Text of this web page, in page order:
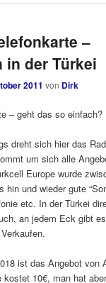
–
in der Türkei
2011 von Dirk
– geht das so einfach?
dreht sich hier das
um sich alle
Europe wurde
hin und wieder gute
etc. In der Türkei
an jedem Eck gibt
ist das Angebot von
10€, man hat